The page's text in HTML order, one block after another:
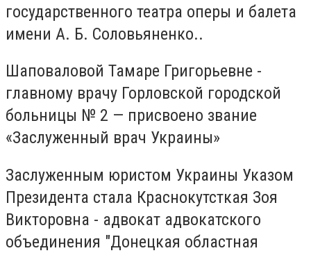
государственного театра оперы и балета
имени А. Б. Соловьяненко..
Шаповаловой Тамаре Григорьевне -
главному врачу Горловской городской
больницы № 2 — присвоено звание
«Заслуженный врач Украины»
Заслуженным юристом Украины Указом
Президента стала Краснокутсткая Зоя
Викторовна - адвокат адвокатского
объединения "Донецкая областная